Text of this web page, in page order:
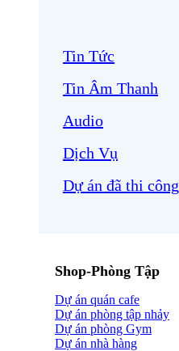
Tin Tức
Tin Âm Thanh
Audio
Dịch Vụ
Dự án đã thi công
Shop-Phòng Tập
Dự án quán cafe
Dự án phòng tập nhảy
Dự án phòng Gym
Dự án nhà hàng